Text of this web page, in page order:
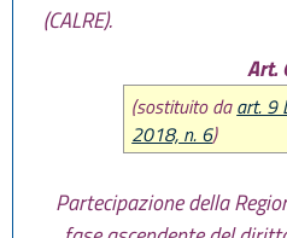
(CALRE).
Art.
(sostituito daart. 9
2018, n. 6)
Partecipazione della